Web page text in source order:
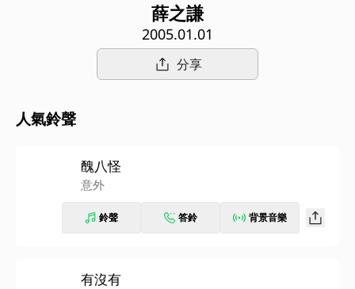
薛之謙
2005.01.01
分享
人氣鈴聲
醜八怪
意外
鈴聲 答鈴 背景音樂
有沒有